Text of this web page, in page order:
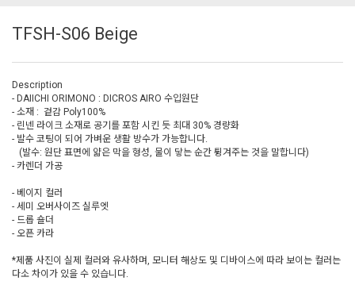
TFSH-S06 Beige
Description
- DAIICHI ORIMONO : DICROS AIRO 수입원단
- 소재 : 겉감 Poly100%
- 린넨 라이크 소재로 공기를 포함 시킨 듯 최대 30% 경량화
- 발수 코팅이 되어 가벼운 생활 방수가 가능합니다.
(발수: 원단 표면에 얇은 막을 형성, 물이 닿는 순간 튕겨주는 것을 말합니다)
- 카렌더 가공
- 베이지 컬러
- 세미 오버사이즈 실루엣
- 드롭 숄더
- 오픈 카라
*제품 사진이 실제 컬러와 유사하며, 모니터 해상도 및 디바이스에 따라 보이는 컬러는
다소 차이가 있을 수 있습니다.